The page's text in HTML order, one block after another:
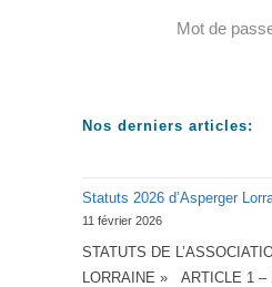
Mot de
Nos derniers articles:
Statuts 2026 d’Asperger
11 février 2026
STATUTS DE
LORRAINE » ARTICLE 1 –